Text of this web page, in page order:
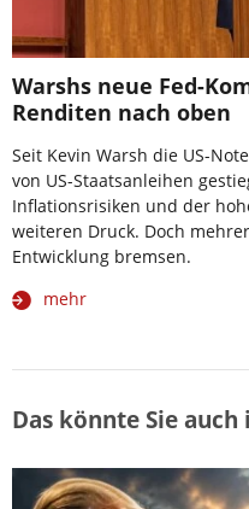
Warshs neue Fed-
Renditen nach oben
Seit Kevin Warsh die US-
von US-Staatsanleihen
Inflationsrisiken und der
weiteren Druck. Doch
Entwicklung bremsen.
mehr
Das könnte Sie